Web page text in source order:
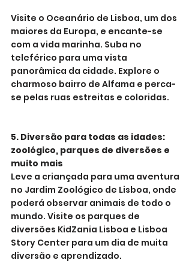
Visite o Oceanário de Lisboa, um dos
maiores da Europa, e encante-se
com a vida marinha. Suba no
teleférico para uma vista
panorâmica da cidade. Explore o
charmoso bairro de Alfama e perca-
se pelas ruas estreitas e coloridas.
5. Diversão para todas as idades:
zoológico, parques de diversões e
muito mais
Leve a criançada para uma aventura
no Jardim Zoológico de Lisboa, onde
poderá observar animais de todo o
mundo. Visite os parques de
diversões KidZania Lisboa e Lisboa
Story Center para um dia de muita
diversão e aprendizado.